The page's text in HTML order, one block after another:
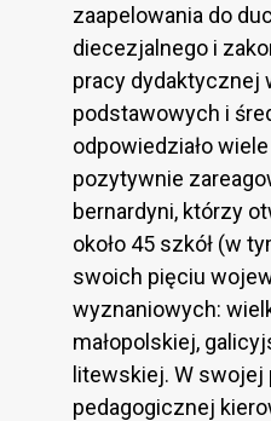
zaapelowania do
diecezjalnego i
pracy dydaktycznej
podstawowych i
odpowiedziało
pozytywnie
bernardyni, którzy
około 45 szkół (w
swoich pięciu
wyznaniowych:
małopolskiej,
litewskiej. W swojej
pedagogicznej